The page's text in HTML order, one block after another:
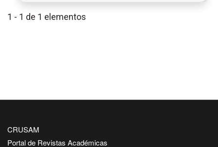
1 - 1 de 1 elementos
CRUSAM
Portal de Revistas Académicas